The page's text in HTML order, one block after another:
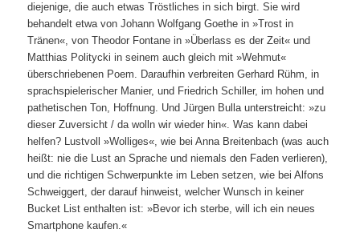
diejenige, die auch etwas Tröstliches in sich birgt. Sie wird
behandelt etwa von Johann Wolfgang Goethe in »Trost in
Tränen«, von Theodor Fontane in »Überlass es der Zeit« und
Matthias Politycki in seinem auch gleich mit »Wehmut«
überschriebenen Poem. Daraufhin verbreiten Gerhard Rühm, in
sprachspielerischer Manier, und Friedrich Schiller, im hohen und
pathetischen Ton, Hoffnung. Und Jürgen Bulla unterstreicht: »zu
dieser Zuversicht / da wolln wir wieder hin«. Was kann dabei
helfen? Lustvoll »Wolliges«, wie bei Anna Breitenbach (was auch
heißt: nie die Lust an Sprache und niemals den Faden verlieren),
und die richtigen Schwerpunkte im Leben setzen, wie bei Alfons
Schweiggert, der darauf hinweist, welcher Wunsch in keiner
Bucket List enthalten ist: »Bevor ich sterbe, will ich ein neues
Smartphone kaufen.«